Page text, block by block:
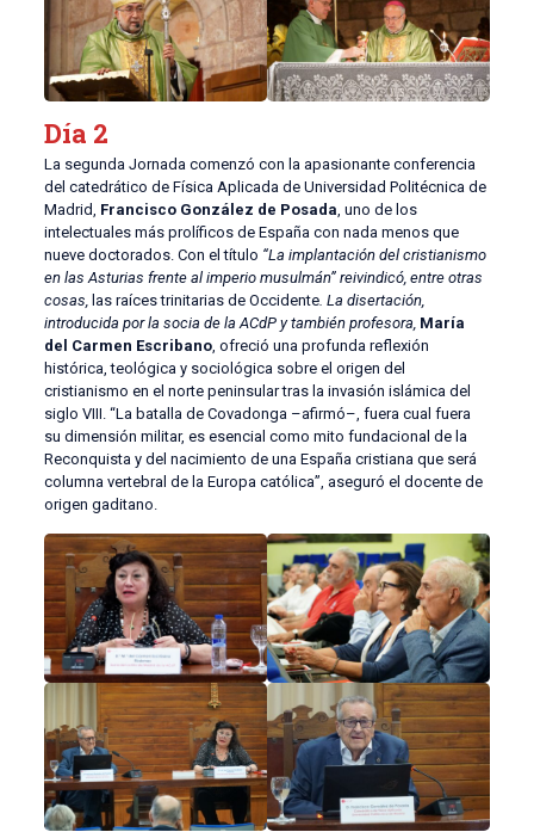
Día 2
La segunda Jornada comenzó con la apasionante conferencia
del catedrático de Física Aplicada de Universidad Politécnica de
Madrid, Francisco González de Posada , uno de los
intelectuales más prolíficos de España con nada menos que
nueve doctorados. Con el título “La implantación del cristianismo
en las Asturias frente al imperio musulmán” reivindicó, entre otras
cosas, las raíces trinitarias de Occidente. La disertación,
introducida por la socia de la ACdP y también profesora, María
del Carmen Escribano, ofreció una profunda reflexión
histórica, teológica y sociológica sobre el origen del
cristianismo en el norte peninsular tras la invasión islámica del
siglo VIII. “La batalla de Covadonga –afirmó–, fuera cual fuera
su dimensión militar, es esencial como mito fundacional de la
Reconquista y del nacimiento de una España cristiana que será
columna vertebral de la Europa católica”, aseguró el docente de
origen gaditano.